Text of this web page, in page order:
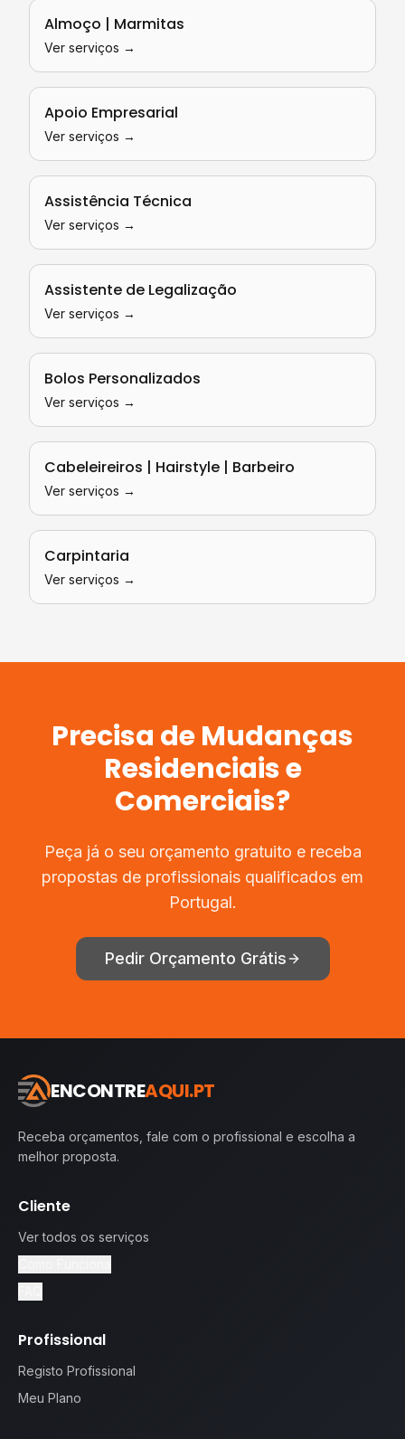
Almoço | Marmitas
Ver serviços →
Apoio Empresarial
Ver serviços →
Assistência Técnica
Ver serviços →
Assistente de Legalização
Ver serviços →
Bolos Personalizados
Ver serviços →
Cabeleireiros | Hairstyle | Barbeiro
Ver serviços →
Carpintaria
Ver serviços →
Precisa deMudanças
Residenciais e
Comerciais?
Peça já o seu orçamento gratuito e receba
propostas de profissionais qualificados em
Portugal.
Pedir Orçamento Grátis
ENCONTREAQUI.PT
Receba orçamentos, fale com o profissional e escolha a
melhor proposta.
Cliente
Ver todos os serviços
Profissional
Registo Profissional
Meu Plano